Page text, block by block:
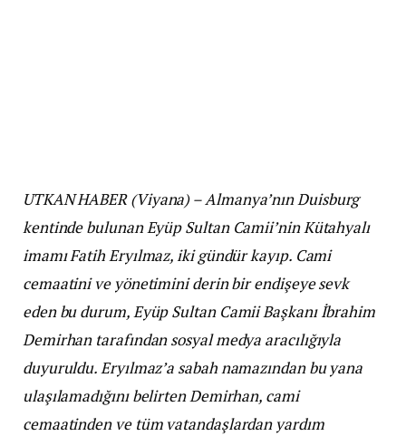
UTKAN HABER (Viyana) – Almanya’nın Duisburg
kentinde bulunan Eyüp Sultan Camii’nin Kütahyalı
imamı Fatih Eryılmaz, iki gündür kayıp. Cami
cemaatini ve yönetimini derin bir endişeye sevk
eden bu durum, Eyüp Sultan Camii Başkanı İbrahim
Demirhan tarafından sosyal medya aracılığıyla
duyuruldu. Eryılmaz’a sabah namazından bu yana
ulaşılamadığını belirten Demirhan, cami
cemaatinden ve tüm vatandaşlardan yardım